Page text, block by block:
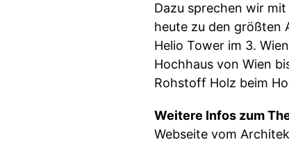
Dazu sprechen wir
heute zu den größten
Helio Tower im 3.
Hochhaus von Wien
Rohstoff Holz beim
Weitere Infos zum
Webseite vom